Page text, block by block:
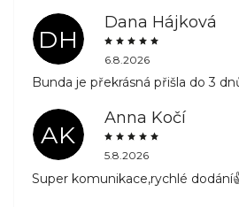
DH
Dana Hájková
6.8.2026
Bunda je překrásná přišla do 3
AK
Anna Kočí
5.8.2026
Super komunikace,rychlé